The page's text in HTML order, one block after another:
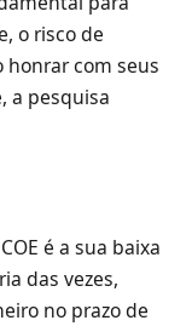
o risco de
honrar com seus
a pesquisa
é a sua baixa
das vezes,
no prazo de